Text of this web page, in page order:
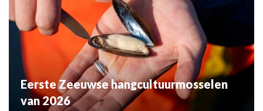
Eerste Zeeuwse hangcultuurmosselen
van 2026